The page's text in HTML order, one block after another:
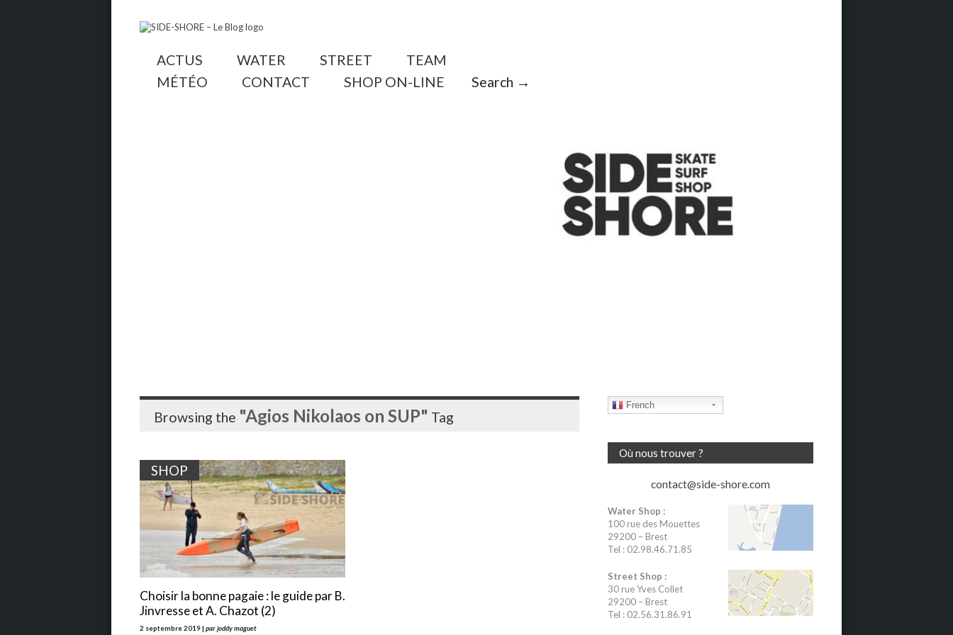
ACTUS WATER STREET
TEAM
MÉTÉO
CONTACT SHOP ON-LINE Search →
Browsing the "Agios Nikolaos on SUP" Tag
SHOP
Choisir la bonne pagaie : le guide par B.
Jinvresse et A. Chazot (2)
2 septembre 2019 | par joddy maguet
French
Où nous trouver ?
contact@side-shore.com
Water Shop :
100 rue des Mouettes
29200 – Brest
Tel : 02.98.46.71.85
Street Shop :
30 rue Yves Collet
29200 – Brest
Tel : 02.56.31.86.91